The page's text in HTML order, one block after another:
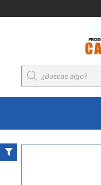
Búsqueda
de
productos